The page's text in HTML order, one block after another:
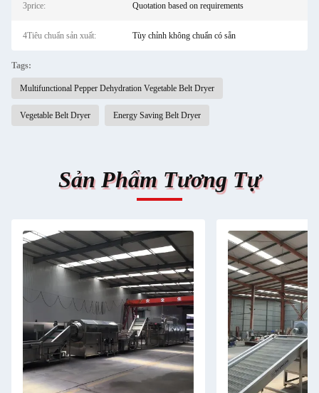
3price: Quotation based on requirements
4Tiêu chuẩn sản xuất: Tùy chỉnh không chuẩn có sẵn
Tags:
Multifunctional Pepper Dehydration Vegetable Belt Dryer
Vegetable Belt Dryer Energy Saving Belt Dryer
Sản Phẩm Tương Tự